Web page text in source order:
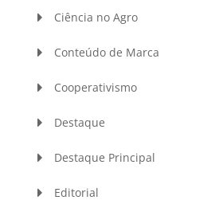
Ciência no Agro
Conteúdo de Marca
Cooperativismo
Destaque
Destaque Principal
Editorial